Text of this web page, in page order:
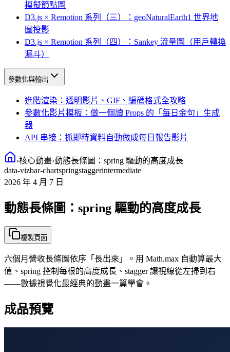
模擬節點圖
D3.js × Remotion 系列（三）：geoNaturalEarth1 世界地
圖投影
D3.js × Remotion 系列（四）：Sankey 流量圖（用戶轉換
漏斗）
參數化與輸出
進階渲染：透明影片、GIF、編碼格式全攻略
參數化影片模板：做一個讀 Props 的「每日金句」生成
器
API 串接：抓即時資料自動做成每日報告影片
›核心動畫›動態長條圖：spring 驅動的高度成長
data-vizbar-chartspringstaggerintermediate
2026 年 4 月 7 日
動態長條圖：spring 驅動的高度成長
複製頁面
六個月營收長條圖依序「長出來」。用 Math.max 自動算最大
值、spring 控制每根的高度成長、stagger 讓視線從左掃到右
——數據視覺化最經典的動畫一篇學會。
成品預覽